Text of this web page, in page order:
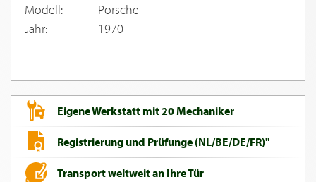
Modell:
Porsche
Jahr:
1970
Eigene Werkstatt mit 20 Mechaniker
Registrierung und Prüfunge (NL/BE/DE/FR)"
Transport weltweit an Ihre Tür